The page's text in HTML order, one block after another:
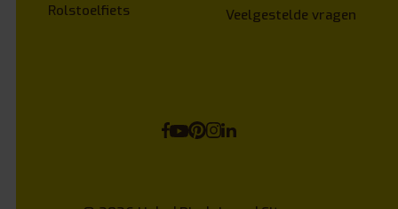
Rolstoelfiets Veelgestelde vragen